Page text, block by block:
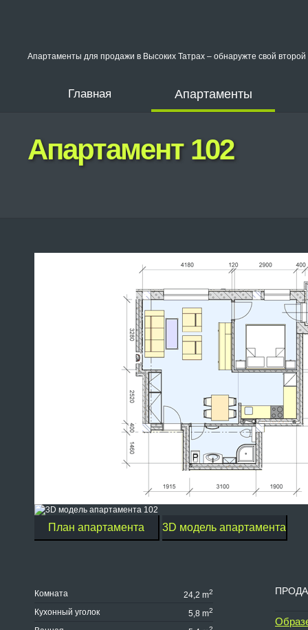
Апартамент 102
План апартамента 3D модель апартамента
Комната 24,2 m2
Кухонный уголок 5,8 m2
Апартаменты для продажи в Высоких Татрах – обнаружте свой второй
Главная Апартаменты